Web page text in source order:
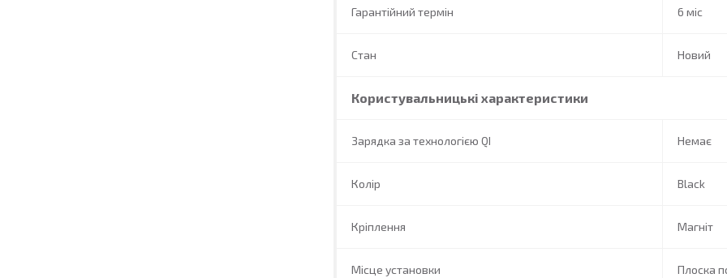
Гарантійний термін 6 міс
Стан Новий
Користувальницькі характеристики
Зарядка за технологією QI Немає
Колір Black
Кріплення Магніт
Місце установки Плоска